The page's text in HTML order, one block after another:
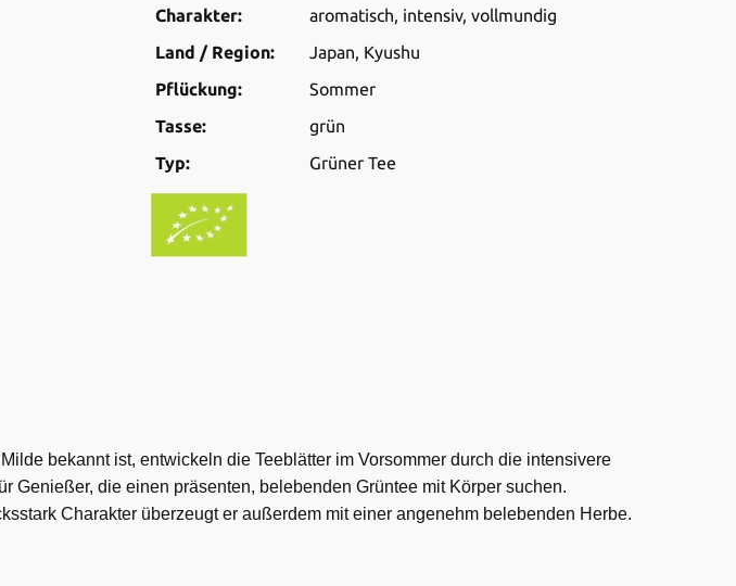
Charakter:
aromatisch, intensiv, vollmundig
Land / Region:
Japan, Kyushu
Pflückung:
Sommer
Tasse:
grün
Typ:
Grüner Tee
bekannt ist, entwickeln die Teeblätter im Vorsommer durch die intensivere
Genießer, die einen präsenten, belebenden Grüntee mit Körper suchen.
Charakter überzeugt er außerdem mit einer angenehm belebenden Herbe.